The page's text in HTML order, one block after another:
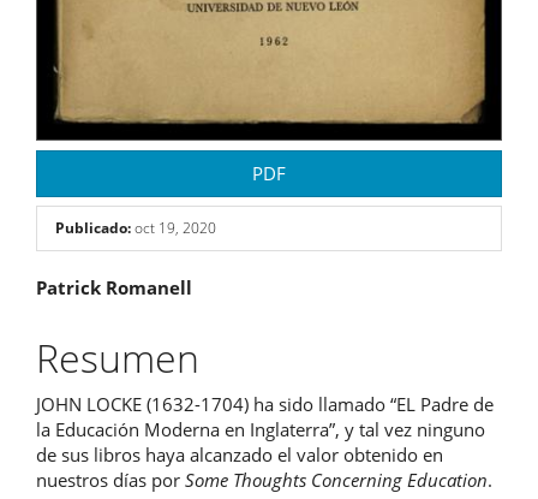
PDF
Publicado:oct 19, 2020
Contenido
principal
del
artículo
Patrick Romanell
Resumen
JOHN LOCKE (1632-1704) ha sido llamado “EL Padre de
la Educación Moderna en Inglaterra”, y tal vez ninguno
de sus libros haya alcanzado el valor obtenido en
nuestros días por Some Thoughts Concerning Education.